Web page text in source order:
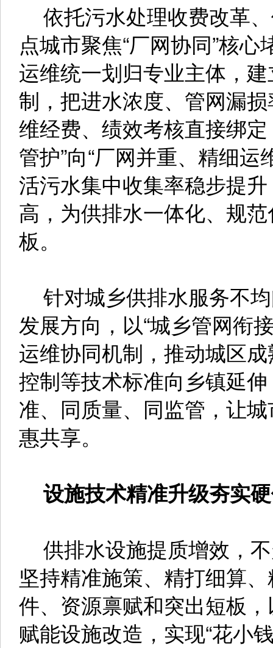
依托污水处理收费改革
点城市聚焦“厂网协同”核
运维统一划归专业主体，
制，把进水浓度、管网漏
维经费、绩效考核直接绑
管护”向“厂网并重、精细
活污水集中收集率稳步提
高，为供排水一体化、规
板。
针对城乡供排水服务不
发展方向，以“城乡管网衔
运维协同机制，推动城区
控制等技术标准向乡镇延
准、同质量、同监管，让
惠共享。
设施技术精准升级夯实
供排水设施提质增效，不
坚持精准施策、精打细算
件、资源禀赋和突出短板
赋能设施改造，实现“花小